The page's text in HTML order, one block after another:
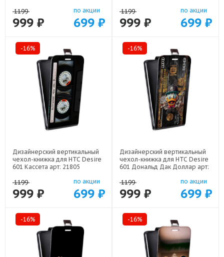
1199
999 ₽
по акции
699 ₽
1199
999 ₽
по акции
699 ₽
-16%
Дизайнерский вертикальный
чехол-книжка для HTC Desire
601 Кассета арт: 21805
1199
999 ₽
по акции
699 ₽
-16%
Дизайнерский вертикальный
чехол-книжка для HTC Desire
601 Дональд Дак Доллар арт:
1199
999 ₽
по акции
699 ₽
-16% -16%